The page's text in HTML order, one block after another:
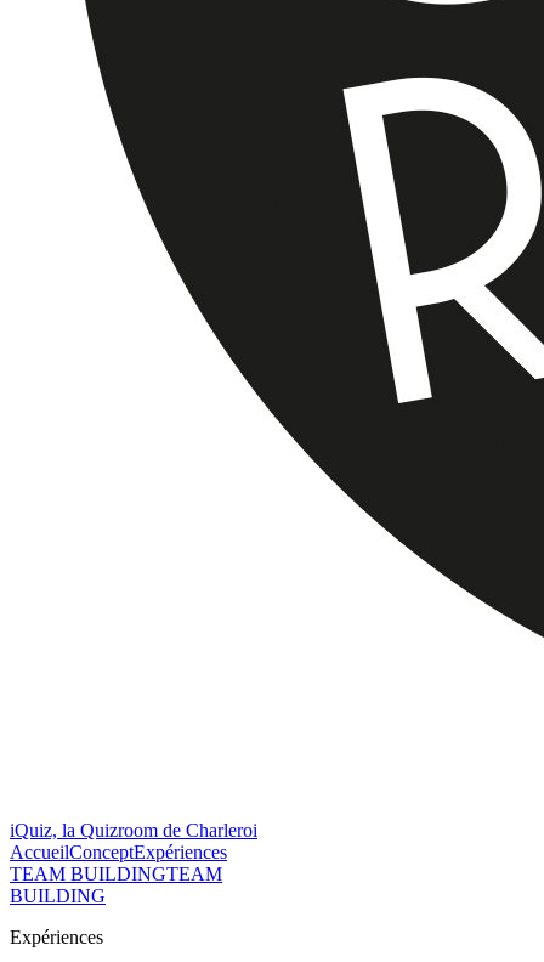
iQuiz, la Quizroom de Charleroi
AccueilConceptExpériences
TEAM BUILDINGTEAM
BUILDING
Expériences